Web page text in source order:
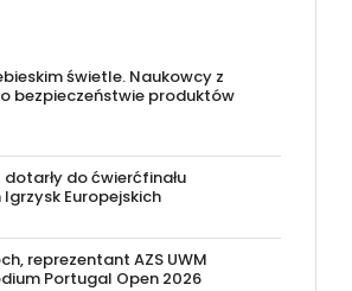
świetle. Naukowcy z
bezpieczeństwie produktów
dotarły do ćwierćfinału
Europejskich
reprezentant AZS UWM
Portugal Open 2026